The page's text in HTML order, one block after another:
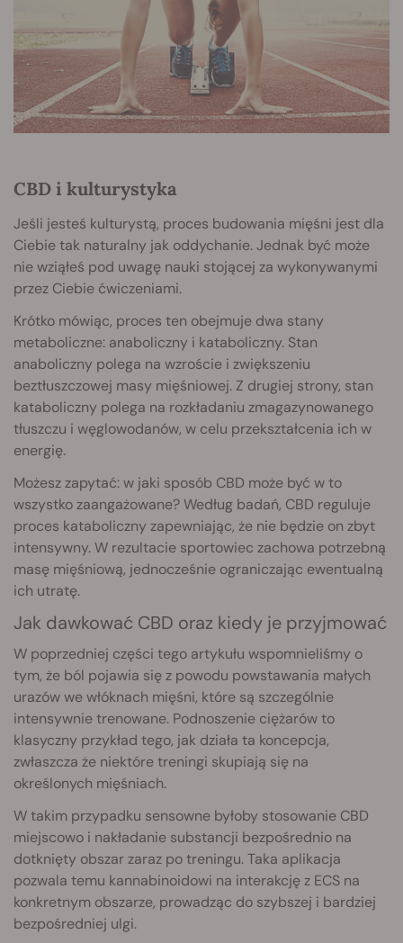
CBD i kulturystyka
Jeśli jesteś kulturystą, proces budowania mięśni jest dla
Ciebie tak naturalny jak oddychanie. Jednak być może
nie wziąłeś pod uwagę nauki stojącej za wykonywanymi
przez Ciebie ćwiczeniami.
Krótko mówiąc, proces ten obejmuje dwa stany
metaboliczne: anaboliczny i kataboliczny. Stan
anaboliczny polega na wzroście i zwiększeniu
beztłuszczowej masy mięśniowej. Z drugiej strony, stan
kataboliczny polega na rozkładaniu zmagazynowanego
tłuszczu i węglowodanów, w celu przekształcenia ich w
energię.
Możesz zapytać: w jaki sposób CBD może być w to
wszystko zaangażowane? Według badań, CBD reguluje
proces kataboliczny zapewniając, że nie będzie on zbyt
intensywny. W rezultacie sportowiec zachowa potrzebną
masę mięśniową, jednocześnie ograniczając ewentualną
ich utratę.
Jak dawkować CBD oraz kiedy je przyjmować
W poprzedniej części tego artykułu wspomnieliśmy o
tym, że ból pojawia się z powodu powstawania małych
urazów we włóknach mięśni, które są szczególnie
intensywnie trenowane. Podnoszenie ciężarów to
klasyczny przykład tego, jak działa ta koncepcja,
zwłaszcza że niektóre treningi skupiają się na
określonych mięśniach.
W takim przypadku sensowne byłoby stosowanie CBD
miejscowo i nakładanie substancji bezpośrednio na
dotknięty obszar zaraz po treningu. Taka aplikacja
pozwala temu kannabinoidowi na interakcję z ECS na
konkretnym obszarze, prowadząc do szybszej i bardziej
bezpośredniej ulgi.